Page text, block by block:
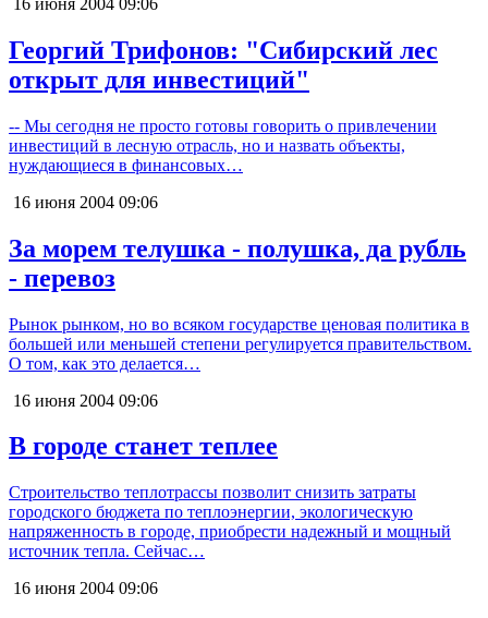
16 июня 2004 09:06
Георгий Трифонов: "Сибирский лес
открыт для инвестиций"
-- Мы сегодня не просто готовы говорить о привлечении
инвестиций в лесную отрасль, но и назвать объекты,
нуждающиеся в финансовых…
16 июня 2004 09:06
За морем телушка - полушка, да рубль
- перевоз
Рынок рынком, но во всяком государстве ценовая политика в
большей или меньшей степени регулируется правительством.
О том, как это делается…
16 июня 2004 09:06
В городе станет теплее
Строительство теплотрассы позволит снизить затраты
городского бюджета по теплоэнергии, экологическую
напряженность в городе, приобрести надежный и мощный
источник тепла. Сейчас…
16 июня 2004 09:06